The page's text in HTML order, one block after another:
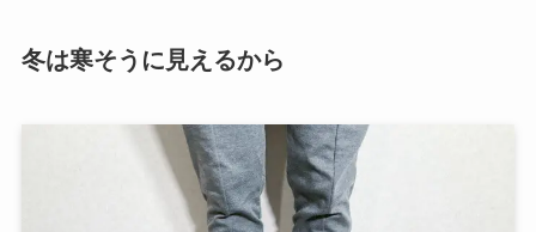
冬は寒そうに見えるから